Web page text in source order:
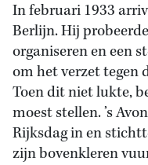
In februari 1933
Berlijn. Hij
organiseren en een
om het verzet tegen
Toen dit niet lukte,
moest stellen. ’s
Rijksdag in en
zijn bovenkleren